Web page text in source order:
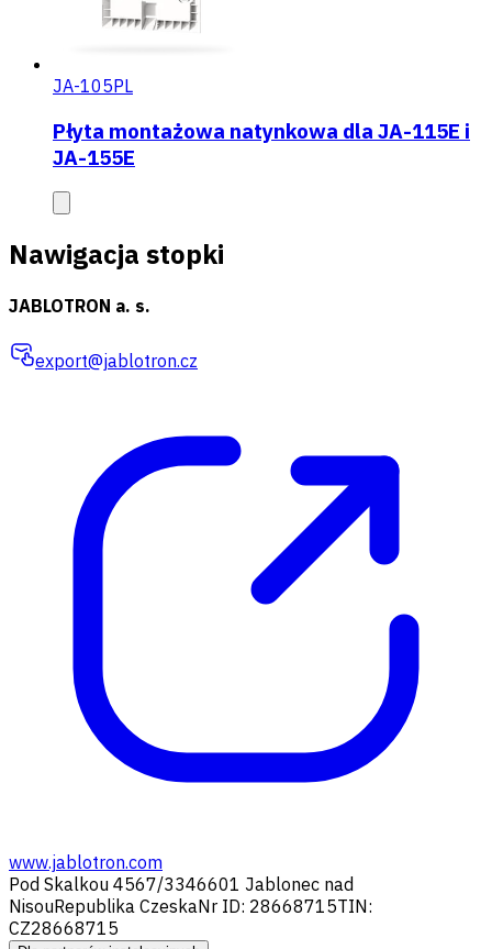
JA-105PL
Płyta montażowa natynkowa dla JA-115E i
JA-155E
Nawigacja stopki
JABLOTRON a. s.
export@jablotron.cz
www.jablotron.com
Pod Skalkou 4567/3346601 Jablonec nad
NisouRepublika CzeskaNr ID: 28668715TIN:
CZ28668715